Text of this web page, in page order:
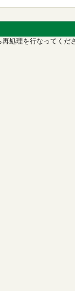
再処理を行なってくだ